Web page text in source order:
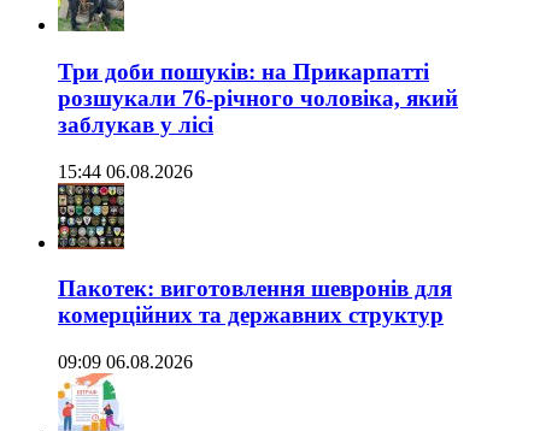
Три доби пошуків: на Прикарпатті
розшукали 76-річного чоловіка, який
заблукав у лісі
15:44 06.08.2026
Пакотек: виготовлення шевронів для
комерційних та державних структур
09:09 06.08.2026